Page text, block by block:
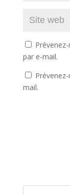
par e-mail.
mail.